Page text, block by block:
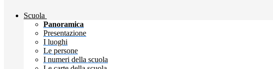
Scuola
Panoramica
Presentazione
I luoghi
Le persone
I numeri della scuola